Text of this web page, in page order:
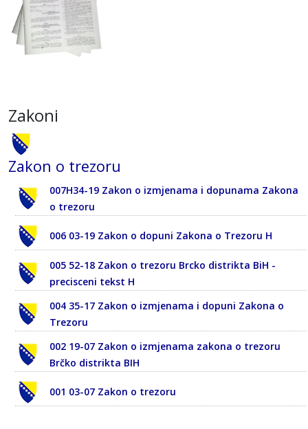
Zakoni
Zakon o trezoru
007H34-19 Zakon o izmjenama i dopunama Zakona
o trezoru
006 03-19 Zakon o dopuni Zakona o Trezoru H
005 52-18 Zakon o trezoru Brcko distrikta BiH -
precisceni tekst H
004 35-17 Zakon o izmjenama i dopuni Zakona o
Trezoru
002 19-07 Zakon o izmjenama zakona o trezoru
Brčko distrikta BIH
001 03-07 Zakon o trezoru